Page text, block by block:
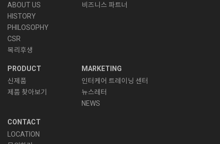
ABOUT US
HISTORY
PHILOSOPHY
CSR
복리후생
비즈니스 파트너
PRODUCT
신제품
제품 찾아보기
MARKETING
인터케어 트레이닝 센터
뉴스레터
NEWS
CONTACT
LOCATION